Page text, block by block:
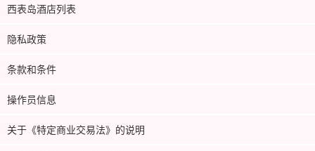
西表岛酒店列表
隐私政策
条款和条件
操作员信息
关于《特定商业交易法》的说明